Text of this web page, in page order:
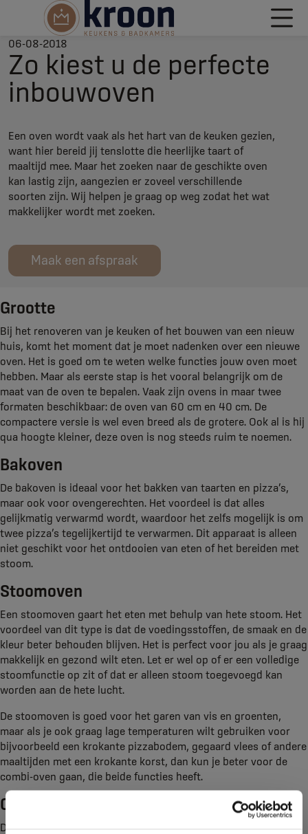
06-08-2018
Zo kiest u de perfecte
inbouwoven
Een oven wordt vaak als het hart van de keuken gezien,
want hier bereid jij tenslotte die heerlijke taart of
maaltijd mee. Maar het zoeken naar de geschikte oven
kan lastig zijn, aangezien er zoveel verschillende
soorten zijn. Wij helpen je graag op weg zodat het wat
makkelijker wordt met zoeken.
Maak een afspraak
Grootte
Bij het renoveren van je keuken of het bouwen van een nieuw
huis, komt het moment dat je moet nadenken over een nieuwe
oven. Het is goed om te weten welke functies jouw oven moet
hebben. Maar als eerste stap is het vooral belangrijk om de
maat van de oven te bepalen. Vaak zijn ovens in maar twee
formaten beschikbaar: de oven van 60 cm en 40 cm. De
compactere versie is wel even breed als de grotere. Ook al is hij
qua hoogte kleiner, deze oven is nog steeds ruim te noemen.
Bakoven
De bakoven is ideaal voor het bakken van taarten en pizza’s,
maar ook voor ovengerechten. Het voordeel is dat alles
gelijkmatig verwarmd wordt, waardoor het zelfs mogelijk is om
twee pizza’s tegelijkertijd te verwarmen. Dit apparaat is alleen
niet geschikt voor het ontdooien van eten of het bereiden met
stoom.
Stoomoven
Een stoomoven gaart het eten met behulp van hete stoom. Het
voordeel van dit type is dat de voedingsstoffen, de smaak en de
kleur beter behouden blijven. Het is perfect voor jou als je graag
makkelijk en gezond wilt eten. Let er wel op of er een volledige
stoomfunctie op zit of dat er alleen stoom toegevoegd kan
worden aan de hete lucht.
De stoomoven is goed voor het garen van vis en groenten,
maar als je ook graag lage temperaturen wilt gebruiken voor
bijvoorbeeld een krokante pizzabodem, gegaard vlees of andere
maaltijden met een krokante korst, dan kun je beter voor de
combi-oven gaan, die beide functies heeft.
Combi-oven
De combi-oven is een combinatie van zowel stoom als bakken.